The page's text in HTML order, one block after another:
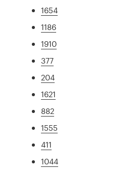
1654
1186
1910
377
204
1621
882
1555
411
1044